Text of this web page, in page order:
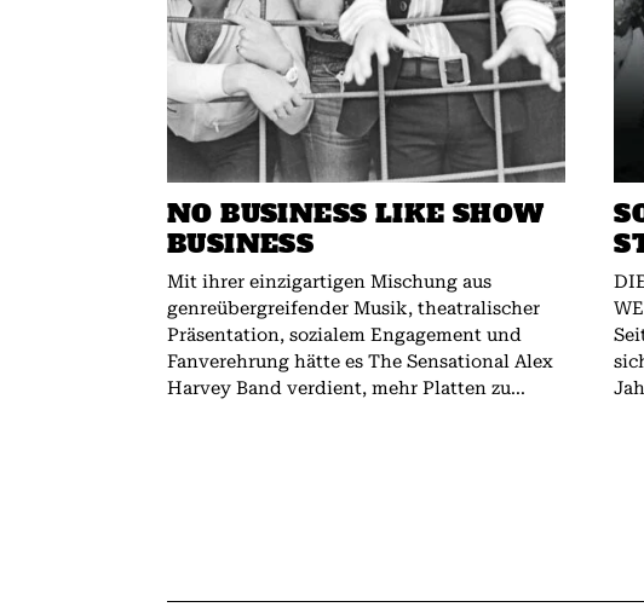
NO BUSINESS LIKE SHOW
BUSINESS
Mit ihrer einzigartigen Mischung aus
genreübergreifender Musik, theatralischer
Präsentation, sozialem Engagement und
Fanverehrung hätte es The Sensational Alex
Harvey Band verdient, mehr Platten zu...